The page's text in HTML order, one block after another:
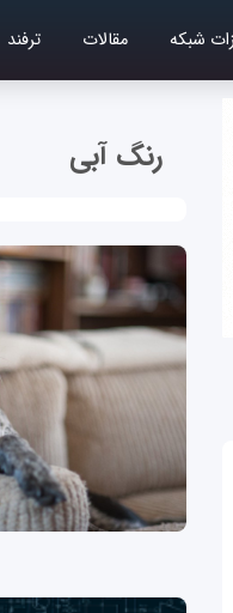
شبکه مقالات ترفند
رنگ آبی